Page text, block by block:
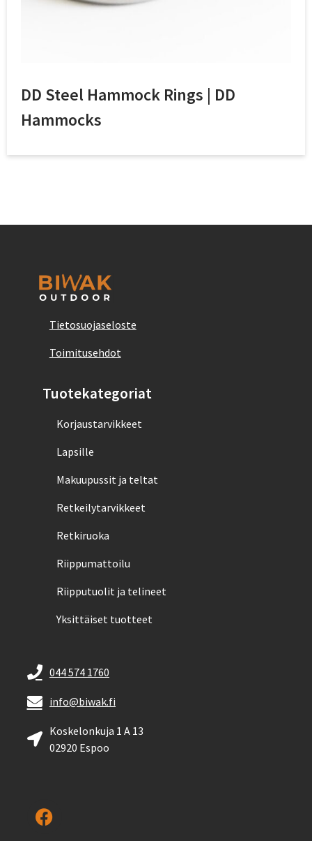
DD Steel Hammock Rings | DD
Hammocks
Tietosuojaseloste
Toimitusehdot
Tuotekategoriat
Korjaustarvikkeet
Lapsille
Makuupussit ja teltat
Retkeilytarvikkeet
Retkiruoka
Riippumattoilu
Riipputuolit ja telineet
Yksittäiset tuotteet
044 574 1760
info@biwak.fi
Koskelonkuja 1 A 13
02920 Espoo